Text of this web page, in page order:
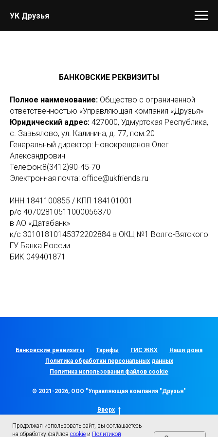
УК Друзья
БАНКОВСКИЕ РЕКВИЗИТЫ
Полное наименование: Общество с ограниченной
ответственностью «Управляющая компания «Друзья»
Юридический адрес: 427000, Удмуртская Республика,
с. Завьялово, ул. Калинина, д. 77, пом.20
Генеральный директор: Новокрещенов Олег
Александрович
Телефон:8(3412)90-45-70
Электронная почта: office@ukfriends.ru
ИНН 1841100855 / КПП 184101001
р/с 40702810511000056370
в АО «Датабанк»
к/с 30101810145372202884 в ОКЦ №1 Волго-Вятского
ГУ Банка России
БИК 049401871
Банковские реквизиты Тарифы ГИС ЖКХ
Наши дома
Политика обработки персональных данных
Политика использования файлов cookie
© 2021-2026, ООО "Управляющая компания "Друзья"
Вверх
Продолжая использовать сайт, вы соглашаетесь
на обработку файлов cookie и Политикой